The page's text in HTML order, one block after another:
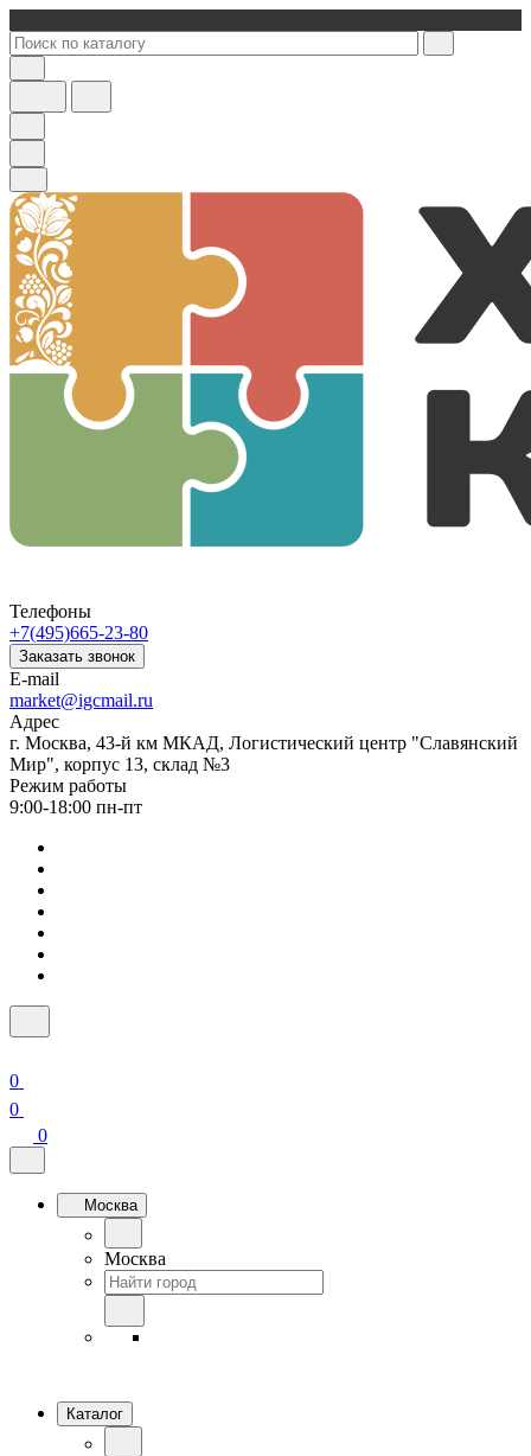
Телефоны
+7(495)665-23-80
Заказать звонок
E-mail
market@igcmail.ru
Адрес
г. Москва, 43-й км МКАД, Логистический центр "Славянский
Мир", корпус 13, склад №3
Режим работы
9:00-18:00 пн-пт
0
0
0
Москва
Москва
Каталог